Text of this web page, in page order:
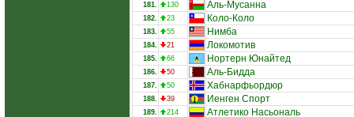
181. 130 Аль-Мусанна
182. 23 Коло-Коло
183. 55 Нимба
184. 21 Локомотив
185. 66 Нортерн Юнайтед
186. 50 Аль-Бидда
187. 50 Хабнарфьордюр
188. 39 Иенген Спорт
189. 214 Атлетико Насьональ